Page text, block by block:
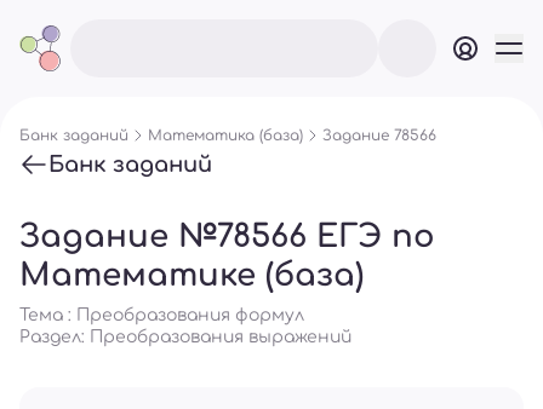
Банк заданий Математика (база) Задание 78566
Банк заданий
Задание №78566 ЕГЭ по
Математике (база)
Тема : Преобразования формул
Раздел:
Преобразования выражений